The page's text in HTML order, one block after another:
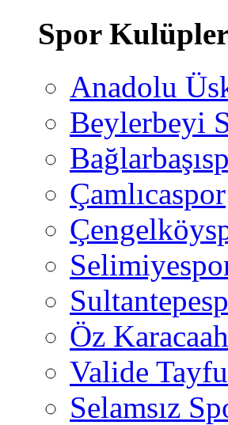
Spor
Anadolu
Beylerbeyi
Çamlıcaspor
Öz
Valide
Selamsız